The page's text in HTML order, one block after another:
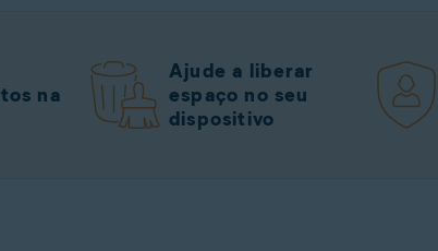
na
Ajude a liberar
espaço no seu
dispositivo